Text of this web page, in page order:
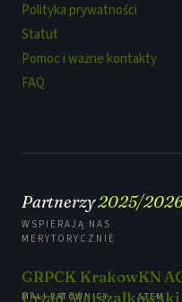
Polityka prywatności
Statut
Pomoc i ważne kontakty
FAQ
Partnerzy2025/
WSPIERAJĄ NAS
MERYTORYCZNIE
GRPCK Krakow
MALI RATOWNICY
KN
STEM
Urząd